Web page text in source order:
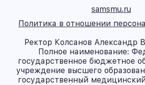
samsmu.ru
Политика в отношении
Ректор Колсанов Александр
Полное наименование:
государственное бюджетное
учреждение высшего
государственный